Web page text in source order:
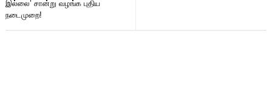
இல்லை’ சான்று வழங்க புதிய
நடைமுறை!